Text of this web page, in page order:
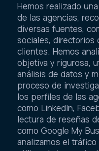
Hemos realizado
de las agencias,
diversas fuentes,
sociales, directorios
clientes. Hemos
objetiva y rigurosa,
análisis de datos y
proceso de
los perfiles de las
como LinkedIn,
lectura de reseñas
como Google My
analizamos el